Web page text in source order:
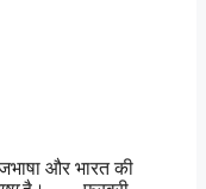
और भारत की